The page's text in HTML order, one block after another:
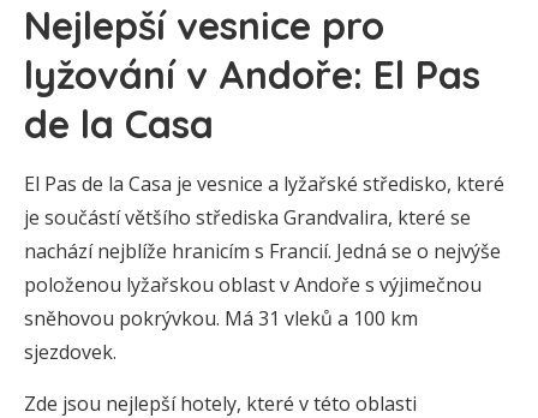
Nejlepší vesnice pro
lyžování v Andoře: El Pas
de la Casa
El Pas de la Casa je vesnice a lyžařské středisko, které
je součástí většího střediska Grandvalira, které se
nachází nejblíže hranicím s Francií. Jedná se o nejvýše
položenou lyžařskou oblast v Andoře s výjimečnou
sněhovou pokrývkou. Má 31 vleků a 100 km
sjezdovek.
Zde jsou nejlepší hotely, které v této oblasti